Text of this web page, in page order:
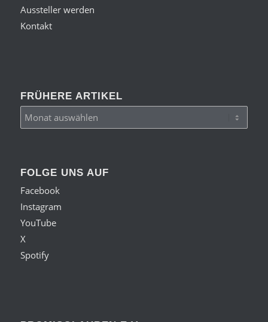
Aussteller werden
Kontakt
FRÜHERE ARTIKEL
FOLGE UNS AUF
Facebook
Instagram
YouTube
X
Spotify